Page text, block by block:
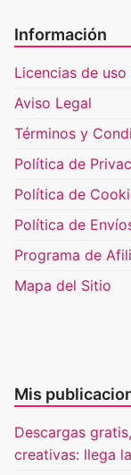
Información
Licencias de
Aviso Legal
Términos y
Política de
Política de
Política de
Programa de
Mapa del Sitio
Mis
Descargas
creativas: llega